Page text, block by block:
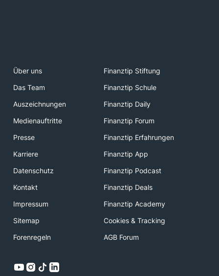
Über uns
Finanztip Stiftung
Das Team
Finanztip Schule
Auszeichnungen
Finanztip Daily
Medienauftritte
Finanztip Forum
Presse
Finanztip Erfahrungen
Karriere
Finanztip App
Datenschutz
Finanztip Podcast
Kontakt
Finanztip Deals
Impressum
Finanztip Academy
Sitemap
Cookies & Tracking
Forenregeln
AGB Forum